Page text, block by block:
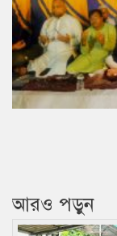
আরও পড়ুন